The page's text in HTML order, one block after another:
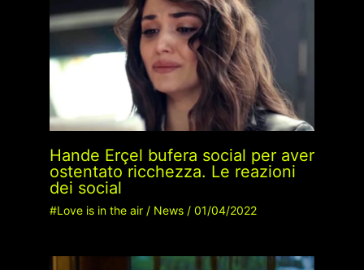
Hande Erçel bufera social per aver
ostentato ricchezza. Le reazioni
dei social
#Love is in the air/ News/ 01/04/2022